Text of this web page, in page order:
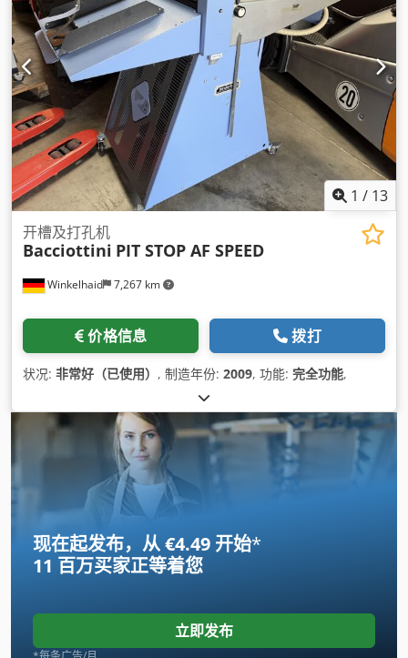
1 / 13
Winkelhaid 7,267 km
开槽及打孔机
Bacciottini PIT STOP AF SPEED
价格信息 拨打
状况: 非常好（已使用） , 制造年份: 2009, 功能: 完全功能,
现在起发布，从 €4.49 开始*
11 百万买家正等着您
立即发布